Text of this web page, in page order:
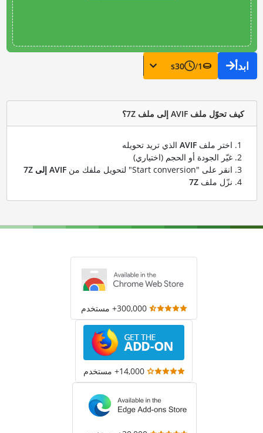
ابدأ 1
/
30
s
كيف تحوّل ملف AVIF إلى ملف 7Z؟
اختر ملف AVIFالذي تريد تحويله
غيّر الجودة أو الحجم (اختياري)
انقر على "Start conversion" لتحويل ملفك من
AVIF إلى 7Z
نزّل ملف 7Z
300,000+ مستخدم
14,000+ مستخدم